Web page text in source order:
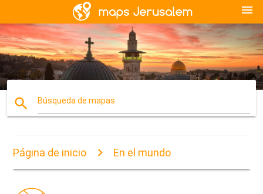
menu
search Búsqueda de mapas
Página de inicio En el mundo